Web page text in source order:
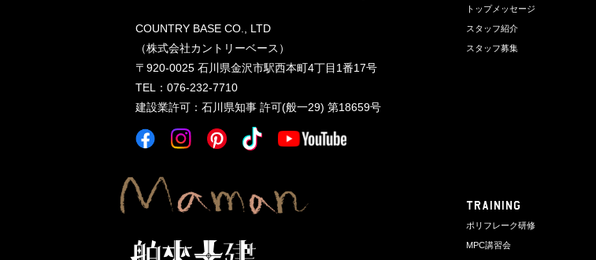
COUNTRY BASE CO., LTD
（株式会社カントリーベース）
〒920-0025 石川県金沢市駅西本町4丁目1番17号
TEL：076-232-7710
建設業許可 ： 石川県知事 許可(般一29) 第18659号
トップメッセージ
スタッフ紹介
スタッフ募集
TRAINING
ポリフレーク研修
MPC講習会